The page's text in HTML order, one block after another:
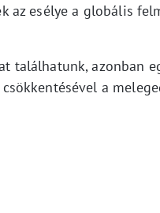
az esélye a globális
találhatunk, azonban
a